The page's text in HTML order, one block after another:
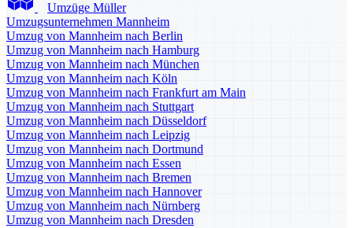
Umzüge Müller
Umzugsunternehmen Mannheim
Umzug von Mannheim nach Berlin
Umzug von Mannheim nach Hamburg
Umzug von Mannheim nach München
Umzug von Mannheim nach Köln
Umzug von Mannheim nach Frankfurt am Main
Umzug von Mannheim nach Stuttgart
Umzug von Mannheim nach Düsseldorf
Umzug von Mannheim nach Leipzig
Umzug von Mannheim nach Dortmund
Umzug von Mannheim nach Essen
Umzug von Mannheim nach Bremen
Umzug von Mannheim nach Hannover
Umzug von Mannheim nach Nürnberg
Umzug von Mannheim nach Dresden